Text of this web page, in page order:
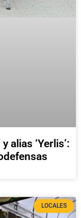
alias ‘Yerlis’:
LOCALES